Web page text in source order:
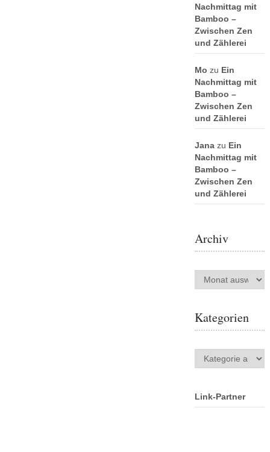
Nachmittag mit
Bamboo –
Zwischen Zen
und Zählerei
Mo zu Ein
Nachmittag mit
Bamboo –
Zwischen Zen
und Zählerei
Janazu Ein
Nachmittag mit
Bamboo –
Zwischen Zen
und Zählerei
Archiv
Archiv
Kategorien
Kategorien
Link-Partner